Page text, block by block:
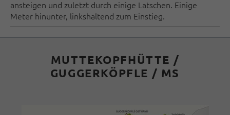
ansteigen und zuletzt durch einige Latschen. Einige
Meter hinunter, linkshaltend zum Einstieg.
MUTTEKOPFHÜTTE /
GUGGERKÖPFLE / MS